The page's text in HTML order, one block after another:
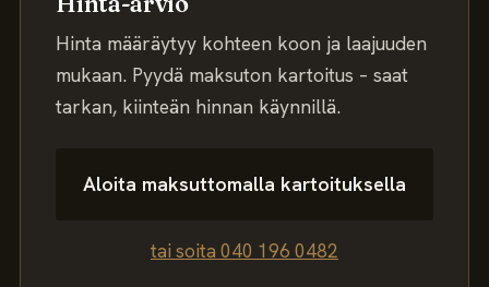
Hinta määräytyy kohteen koon ja laajuuden
mukaan. Pyydä maksuton kartoitus – saat
tarkan, kiinteän hinnan käynnillä.
Aloita maksuttomalla kartoituksella
tai soita 040 196 0482